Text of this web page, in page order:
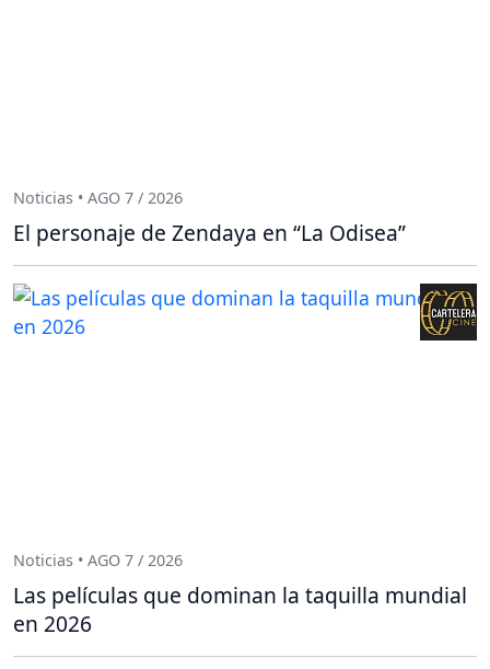
Noticias • AGO 7 / 2026
El personaje de Zendaya en “La Odisea”
Noticias • AGO 7 / 2026
Las películas que dominan la taquilla mundial
en 2026